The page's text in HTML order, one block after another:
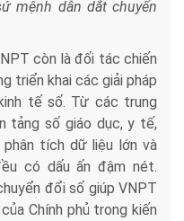
mệnh dẫn dắt chuyển
còn là đối tác chiến
triển khai các giải pháp
tế số. Từ các trung
tảng số giáo dục, y tế,
tích dữ liệu lớn và
có dấu ấn đậm nét.
đổi số giúp VNPT
Chính phủ trong kiến